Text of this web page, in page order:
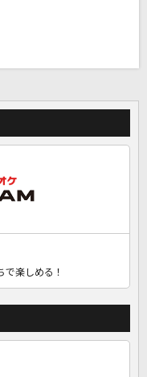
で楽しめる！